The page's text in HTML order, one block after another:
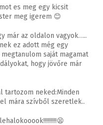
es meg egy kicsit
meg igerem 😊
már az oldalon vagyok…..
ez adott még egy
saját magamat
hogy jövőre már
tartozom neked:Minden
mára szívből szeretlek..